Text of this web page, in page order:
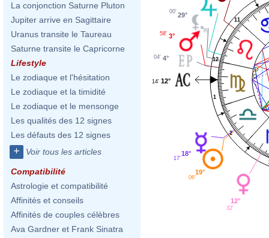
La conjonction Saturne Pluton
Jupiter arrive en Sagittaire
Uranus transite le Taureau
Saturne transite le Capricorne
Lifestyle
Le zodiaque et l'hésitation
Le zodiaque et la timidité
Le zodiaque et le mensonge
Les qualités des 12 signes
Les défauts des 12 signes
+ Voir tous les articles
Compatibilité
Astrologie et compatibilité
Affinités et conseils
Affinités de couples célèbres
Ava Gardner et Frank Sinatra
1
2
11
12
29°
00'
3°
58'
4°
04'
12°
14'
18°
17'
19°
06'
12°
32'